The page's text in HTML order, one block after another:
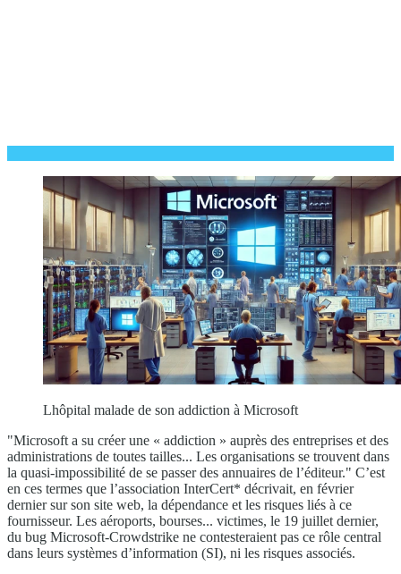
Lhôpital malade de son addiction à Microsoft
"Microsoft a su créer une « addiction » auprès des entreprises et des
administrations de toutes tailles... Les organisations se trouvent dans
la quasi-impossibilité de se passer des annuaires de l’éditeur." C’est
en ces termes que l’association InterCert* décrivait, en février
dernier sur son site web, la dépendance et les risques liés à ce
fournisseur. Les aéroports, bourses... victimes, le 19 juillet dernier,
du bug Microsoft-Crowdstrike ne contesteraient pas ce rôle central
dans leurs systèmes d’information (SI), ni les risques associés.